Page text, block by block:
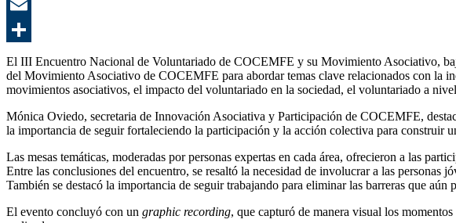
El III Encuentro Nacional de Voluntariado de COCEMFE y su Movimiento Asociativo,
del Movimiento Asociativo de COCEMFE para abordar temas clave relacionados con la
movimientos asociativos, el impacto del voluntariado en la sociedad, el voluntariado a
Mónica Oviedo, secretaria de Innovación Asociativa y Participación de COCEMFE,
la importancia de seguir fortaleciendo la participación y la acción colectiva para construir
Las mesas temáticas, moderadas por personas expertas en cada área, ofrecieron a las
Entre las conclusiones del encuentro, se resaltó la necesidad de involucrar a las personas
También se destacó la importancia de seguir trabajando para eliminar las barreras que
El evento concluyó con un graphic recording, que capturó de manera visual los